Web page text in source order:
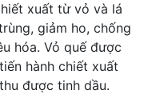
xuất từ vỏ và lá
giảm ho, chống
hóa. Vỏ quế được
hành chiết xuất
được tinh dầu.